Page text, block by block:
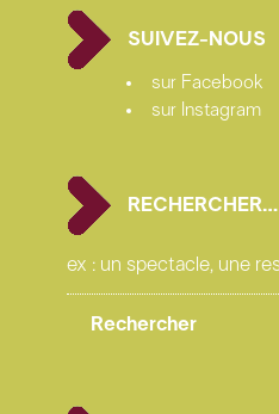
SUIVEZ-NOUS
sur Facebook
sur Instagram
RECHERCHER…